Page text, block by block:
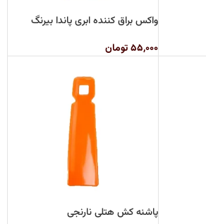
واکس براق کننده ابری پاندا بیرنگ
۵۵,۰۰۰ تومان
پاشنه کش هتلی نارنجی